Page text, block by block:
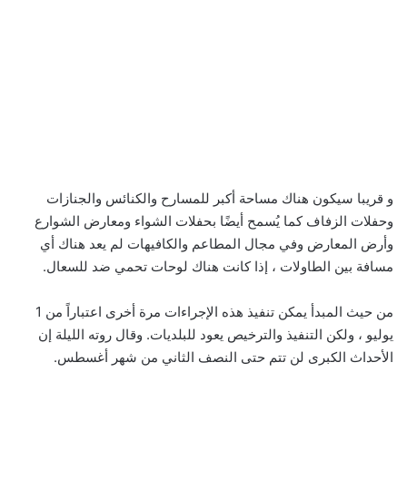
و قريبا سيكون هناك مساحة أكبر للمسارح والكنائس والجنازات
وحفلات الزفاف كما يُسمح أيضًا بحفلات الشواء ومعارض الشوارع
وأرض المعارض وفي مجال المطاعم والكافيهات لم يعد هناك أي
مسافة بين الطاولات ، إذا كانت هناك لوحات تحمي ضد للسعال.
من حيث المبدأ يمكن تنفيذ هذه الإجراءات مرة أخرى اعتباراً من 1
يوليو ، ولكن التنفيذ والترخيص يعود للبلديات. وقال روته الليلة إن
الأحداث الكبرى لن تتم حتى النصف الثاني من شهر أغسطس.